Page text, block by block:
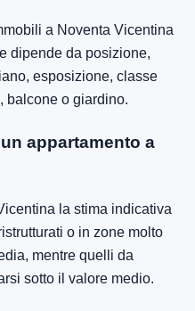
a Noventa Vicentina
dipende da posizione,
esposizione, classe
balcone o giardino.
appartamento a
la stima indicativa
o in zone molto
mentre quelli da
sotto il valore medio.